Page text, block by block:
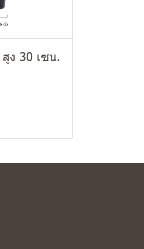
ง 30 เซน.